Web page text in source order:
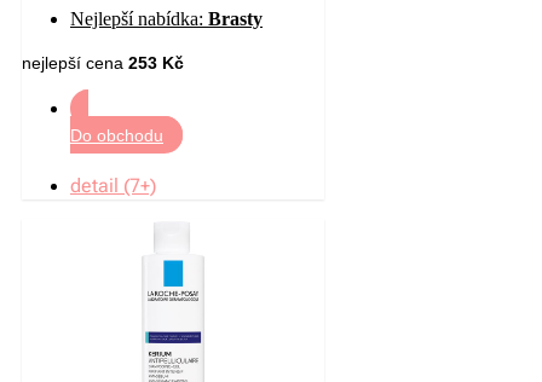
lupům 200 ml
Nejlepší nabídka: Brasty
nejlepší cena 253 Kč
Do obchodu
detail (7+)